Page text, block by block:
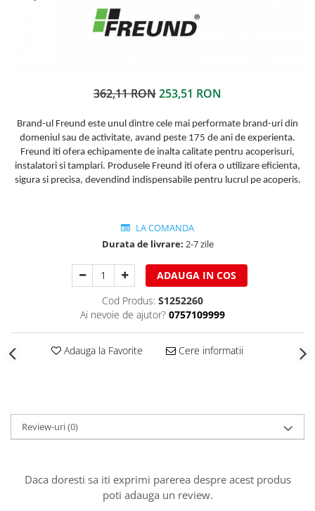
Clesti inchidere in streasina
Clesti jgheaburi si burlane
Clesti speciali
Clesti de dulgherie
Accesorii clesti
Ciocane
Ciocane cu cap din cauciuc
Ciocane cu cap din lemn
Ciocane fara recul
Ciocane pentru plumb
Ciocane de finisaje
Accesorii ciocane
Scule
Prisme
Expandoare
Topoare
Ferestre de mansarda
Folii de difuzie
Ventilatii
Parafrunzare
Suporti panouri fotovoltaice
Trepte de acces
Seturi trepte acces pe acoperis
Structuri fatade ventilate
362,11 RON253,51 RON
Brand-ul Freund este unul dintre cele mai performate brand-uri din
domeniul sau de activitate, avand peste 175 de ani de experienta.
Freund iti ofera echipamente de inalta calitate pentru acoperisuri,
instalatori si tamplari. Produsele Freund iti ofera o utilizare eficienta,
sigura si precisa, devendind indispensabile pentru lucrul pe acoperis.
LA COMANDA
Durata de livrare: 2-7 zile
ADAUGA IN COS
Cod Produs: S1252260
Ai nevoie de ajutor? 0757109999
Adauga la Favorite Cere informatii
Review-uri(0)
Daca doresti sa iti exprimi parerea despre acest produs
poti adauga un review.